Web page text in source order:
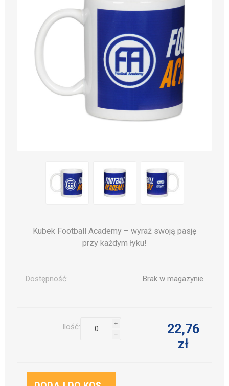
Kubek Football Academy – wyraź swoją pasję
przy każdym łyku!
Dostępność: Brak w magazynie
Ilość: i
h
22,76
zł